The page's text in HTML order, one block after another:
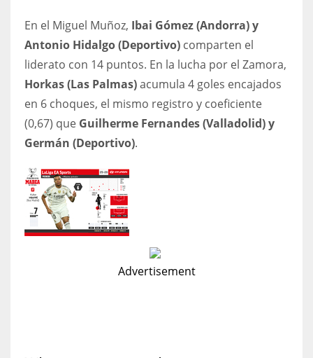
En el Miguel Muñoz, Ibai Gómez (Andorra) y
Antonio Hidalgo (Deportivo) comparten el
liderato con 14 puntos. En la lucha por el Zamora,
Horkas (Las Palmas)acumula 4 goles encajados
en 6 choques, el mismo registro y coeficiente
(0,67) que Guilherme Fernandes (Valladolid) y
Germán (Deportivo).
Advertisement